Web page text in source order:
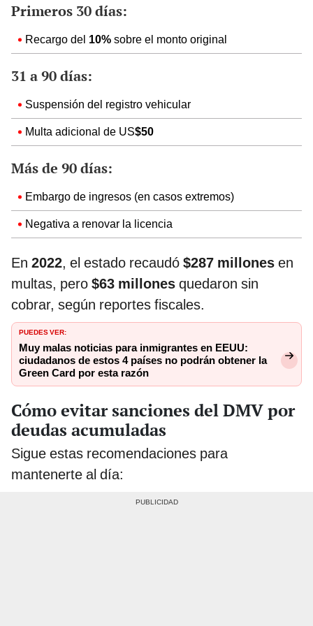
Primeros 30 días:
Recargo del 10% sobre el monto original
31 a 90 días:
Suspensión del registro vehicular
Multa adicional de US$50
Más de 90 días:
Embargo de ingresos (en casos extremos)
Negativa a renovar la licencia
En 2022, el estado recaudó $287 millones en
multas, pero $63 millones quedaron sin
cobrar, según reportes fiscales.
PUEDES VER:
Muy malas noticias para inmigrantes en EEUU:
ciudadanos de estos 4 países no podrán obtener la
Green Card por esta razón
Cómo evitar sanciones del DMV por
deudas acumuladas
Sigue estas recomendaciones para
mantenerte al día: